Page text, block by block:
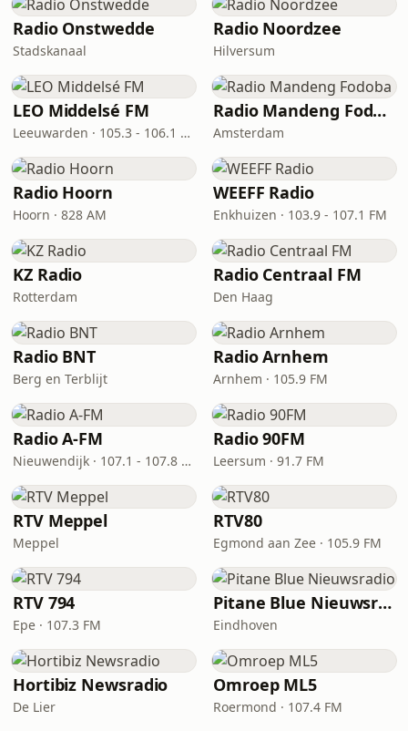
Radio Onstwedde
Stadskanaal
Radio Noordzee
Hilversum
LEO Middelsé FM
Leeuwarden · 105.3 - 106.1 FM
Radio Mandeng Fodoba
Amsterdam
Radio Hoorn
Hoorn · 828 AM
WEEFF Radio
Enkhuizen · 103.9 - 107.1 FM
KZ Radio
Rotterdam
Radio Centraal FM
Den Haag
Radio BNT
Berg en Terblijt
Radio Arnhem
Arnhem · 105.9 FM
Radio A-FM
Nieuwendijk · 107.1 - 107.8 FM
Radio 90FM
Leersum · 91.7 FM
RTV Meppel
Meppel
RTV80
Egmond aan Zee · 105.9 FM
RTV 794
Epe · 107.3 FM
Pitane Blue Nieuwsradio
Eindhoven
Hortibiz Newsradio
De Lier
Omroep ML5
Roermond · 107.4 FM